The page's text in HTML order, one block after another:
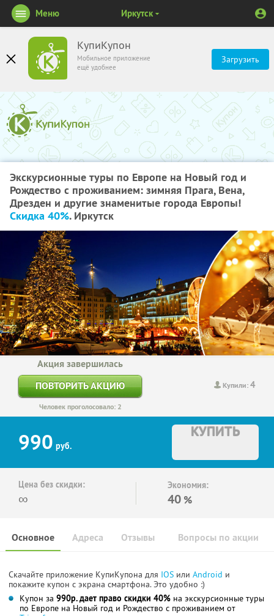
КупиКупон
Мобильное приложение
ещё удобнее
Загрузить
Меню Иркутск
Экскурсионные туры по Европе на Новый год и
Рождество с проживанием: зимняя Прага, Вена,
Дрезден и другие знаменитые города Европы!
Скидка 40%. Иркутск
Купили:4
Акция завершилась
ПОВТОРИТЬ АКЦИЮ
Человек проголосовало: 2
990 руб.
КУПИТЬ
Цена без скидки:
∞
Экономия:
40 %
Основное Отзывы Вопросы по акции
Адреса
Скачайте приложение КупиКупона для IOS или Android и
покажите купон с экрана смартфона. Это удобно :)
Купон за 990р. дает право скидки 40% на экскурсионные туры
по Европе на Новый год и Рождество с проживанием от